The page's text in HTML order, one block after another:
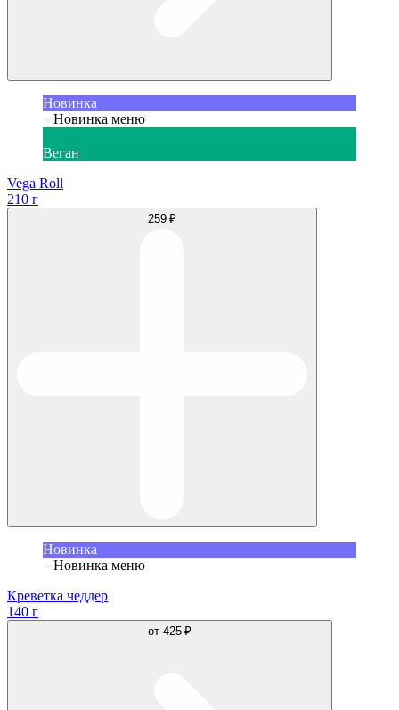
Новинка
Новинка меню
Веган
Vega Roll
210 г
259 ₽
Новинка
Новинка меню
Креветка чеддер
140 г
от 425 ₽